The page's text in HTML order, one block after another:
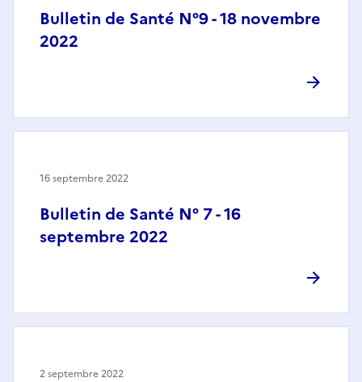
Bulletin de Santé N°9 - 18 novembre
2022
Bulletin de Santé N° 7 - 16
septembre 2022
16 septembre 2022
2 septembre 2022